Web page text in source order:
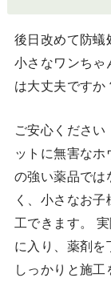
後日改めて防蟻
小さなワンちゃ
は大丈夫ですか
ご安心くださ
ットに無害な
の強い薬品では
く、小さなお
工できます。
に入り、薬剤を
しっかりと施工